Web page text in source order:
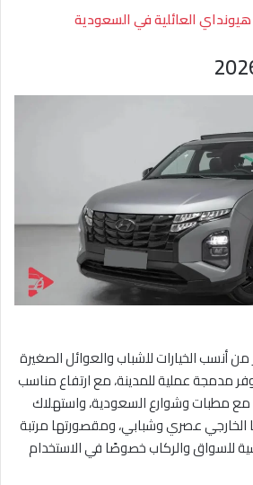
العائلية في السعودية
من أنسب الخيارات للشباب والعوائل الصغيرة
مدمجة عملية للمدينة، مع ارتفاع مناسب
مطبات وشوارع السعودية، واستهلاك
عصري وشبابي، ومقصورتها مرتبة
للسواق والركاب خصوصًا في الاستخدام